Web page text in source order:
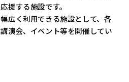
援する施設です。
広く利用できる施設として、各
演会、イベント等を開催してい